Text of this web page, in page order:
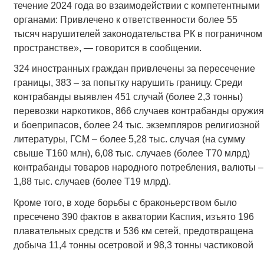
течение 2024 года во взаимодействии с компетентными
органами: Привлечено к ответственности более 55
тысяч нарушителей законодательства РК в пограничном
пространстве», — говорится в сообщении.
324 иностранных граждан привлечены за пересечение
границы, 383 – за попытку нарушить границу. Среди
контрабанды выявлен 451 случай (более 2,3 тонны)
перевозки наркотиков, 866 случаев контрабанды оружия
и боеприпасов, более 24 тыс. экземпляров религиозной
литературы, ГСМ – более 5,28 тыс. случая (на сумму
свыше Т160 млн), 6,08 тыс. случаев (более Т70 млрд)
контрабанды товаров народного потребления, валюты –
1,88 тыс. случаев (более Т19 млрд).
Кроме того, в ходе борьбы с браконьерством было
пресечено 390 фактов в акватории Каспия, изъято 196
плавательных средств и 536 км сетей, предотвращена
добыча 11,4 тонны осетровой и 98,3 тонны частиковой